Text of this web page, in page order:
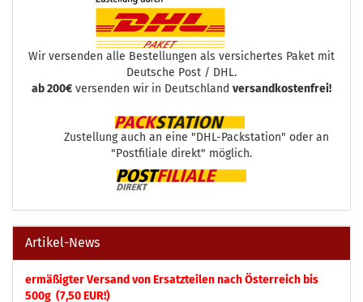
Wir versenden alle Bestellungen als versichertes Paket mit
Deutsche Post / DHL.
ab 200€ versenden wir in Deutschland versandkostenfrei!
Zustellung auch an eine "DHL-Packstation" oder an
"Postfiliale direkt" möglich.
Artikel-News
ermäßigter Versand von Ersatzteilen nach Österreich bis
500g (7,50 EUR!)